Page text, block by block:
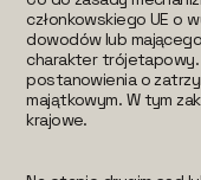
członkowskiego UE o
dowodów lub
charakter trójetapowy.
postanowienia o
majątkowym. W tym
krajowe.